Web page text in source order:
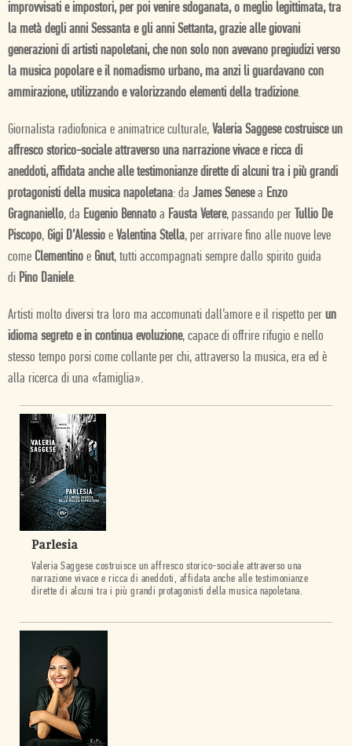
improvvisati e impostori, per poi venire sdoganata, o meglio legittimata, tra
la metà degli anni Sessanta e gli anni Settanta, grazie alle giovani
generazioni di artisti napoletani, che non solo non avevano pregiudizi verso
la musica popolare e il nomadismo urbano, ma anzi li guardavano con
ammirazione, utilizzando e valorizzando elementi della tradizione.
Giornalista radiofonica e animatrice culturale, Valeria Saggese costruisce un
affresco storico-sociale attraverso una narrazione vivace e ricca di
aneddoti, affidata anche alle testimonianze dirette di alcuni tra i più grandi
protagonisti della musica napoletana: da James Senesea Enzo
Gragnaniello, da Eugenio Bennato a Fausta Vetere, passando per Tullio De
Piscopo, Gigi D’Alessio e Valentina Stella, per arrivare fino alle nuove leve
come Clementino e Gnut, tutti accompagnati sempre dallo spirito guida
di Pino Daniele.
Artisti molto diversi tra loro ma accomunati dall’amore e il rispetto per un
idioma segreto e in continua evoluzione, capace di offrire rifugio e nello
stesso tempo porsi come collante per chi, attraverso la musica, era ed è
alla ricerca di una «famiglia».
Parlesia
Valeria Saggese costruisce un affresco storico-sociale attraverso una
narrazione vivace e ricca di aneddoti, affidata anche alle testimonianze
dirette di alcuni tra i più grandi protagonisti della musica napoletana.